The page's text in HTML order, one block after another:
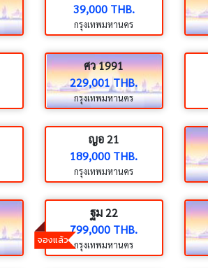
39,000 THB.
กรุงเทพมหานคร
ศว 1991
229,001 THB.
กรุงเทพมหานคร
ญอ 21
189,000 THB.
กรุงเทพมหานคร
จองแล้ว
ฐม 22
799,000 THB.
กรุงเทพมหานคร